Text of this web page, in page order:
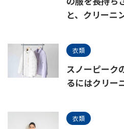
と、クリーニ
衣類
スノーピーク
るにはクリー
衣類